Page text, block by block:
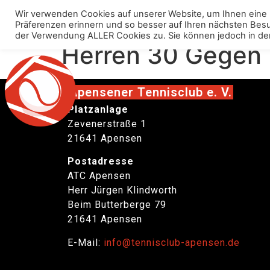
Über uns Anlage
Herren 30
Apensener Tennisclub e. V.
Platzanlage
Zevenerstraße 1
21641 Apensen
Postadresse
ATC Apensen
Herr Jürgen Klindworth
Beim Butterberge 79
21641 Apensen
E-Mail: info@tennisclub-apensen.de
Wir verwenden Cookies auf unserer Website, um Ihnen
Präferenzen erinnern und so besser auf Ihren nächsten
der Verwendung ALLER Cookies zu. Sie können jedoch in